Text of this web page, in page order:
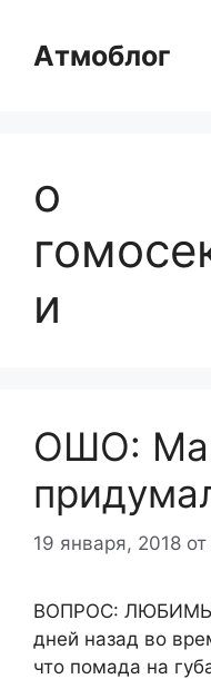
содержимому
Атмоблог
о
и
ОШО:
19 января, 2018 от
ВОПРОС:
дней назад во
что помада на